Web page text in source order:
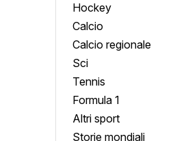
Hockey
Calcio
Calcio regionale
Sci
Tennis
Formula 1
Altri sport
Storie mondiali